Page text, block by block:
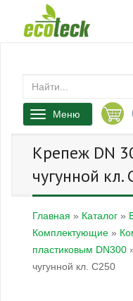
Меню
Крепеж DN
чугунной кл.
Главная » Каталог »
Комплектующие »
пластиковым DN300
чугунной кл. C250